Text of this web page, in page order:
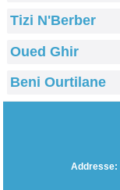
Tizi N'Berber
Oued Ghir
Beni Ourtilane
Addresse: